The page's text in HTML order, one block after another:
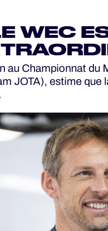
OCT NOV
WEC
Championnat du
JOTA), estime que